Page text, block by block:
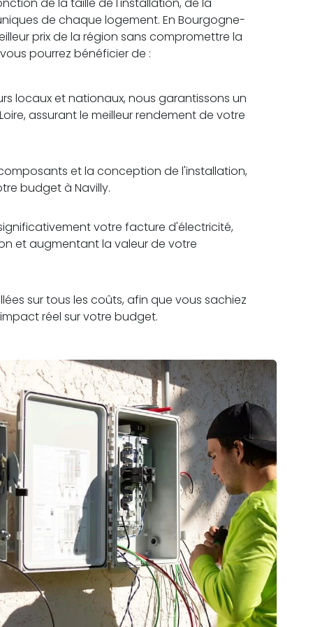
de chaque logement. En Bourgogne-
prix de la région sans compromettre la
pourrez bénéficier de :
locaux et nationaux, nous garantissons un
assurant le meilleur rendement de votre
et la conception de l'installation,
budget à Navilly.
votre facture d'électricité,
et augmentant la valeur de votre
sur tous les coûts, afin que vous sachiez
réel sur votre budget.